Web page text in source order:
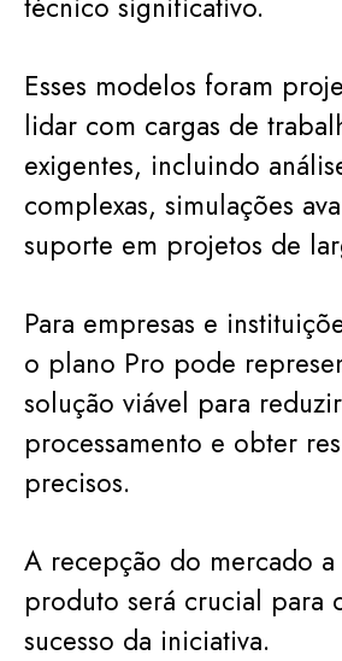
Esses modelos foram
lidar com cargas de
exigentes, incluindo
complexas, simulações
suporte em projetos de
Para empresas e
o plano Pro pode
solução viável para
processamento e obter
precisos.
A recepção do mercado a
produto será crucial para
sucesso da iniciativa.